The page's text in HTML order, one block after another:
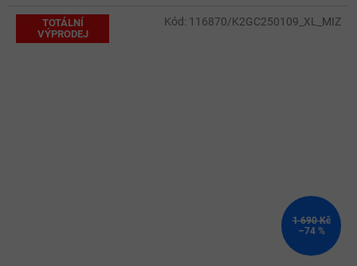
TOTÁLNÍ
VÝPRODEJ
1 690 Kč
–74 %
Kód: 116870/K2GC250109_XL_MIZ